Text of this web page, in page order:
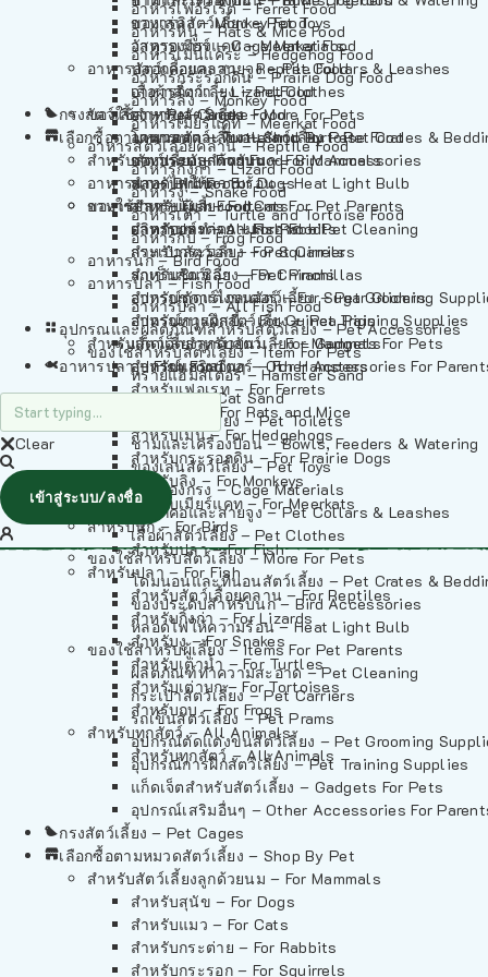
อาหารเฟอร์เร็ต – Ferret Food
อาหารหนู – Rats & Mice Food
อาหารเม่นแคระ – Hedgehog Food
อาหารกระรอกดิน – Prairie Dog Food
อาหารลิง – Monkey Food
อาหารเมียร์แคท – Meerkat Food
อาหารสัตว์เลี้อยคลาน – Reptile Food
อาหารกิ้งก่า – Lizard Food
อาหารงู – Snake Food
อาหารเต่า – Turtle and Tortoise Food
อาหารกบ – Frog Food
อาหารนก – Bird Food
อาหารปลา – Fish Food
อาหารปลา – All Fish Food
อุปกรณและผลิตภัณฑ์สำหรับสัตว์เลี้ยง – Pet Accessories
ของใช้สำหรับสัตว์เลี้ยง – Item For Pets
ทรายแฮมสเตอร์ – Hamster Sand
ทรายแมว – Cat Sand
ห้องน้ำสัตว์เลี้ยง – Pet Toilets
ชามและเครื่องป้อน – Bowls, Feeders & Watering
ของเล่นสัตว์เลี้ยง – Pet Toys
วัสดุรองกรง – Cage Materials
ปลอกคอและสายจูง – Pet Collars & Leashes
เสื้อผ้าสัตว์เลี้ยง – Pet Clothes
ของใช้สำหรับสัตว์เลี้ยง – More For Pets
โดมนอนและที่นอนสัตว์เลี้ยง – Pet Crates &
ของประดับสำหรับนก – Bird Accessories
หลอดไฟให้ความร้อน – Heat Light Bulb
ของใช้สำหรับผู้เลี้ยง – Items For Pet Parents
ผลิตภัณฑ์ทำความสะอาด – Pet Cleaning
กระเป๋าสัตว์เลี้ยง – Pet Carriers
รถเข็นสัตว์เลี้ยง – Pet Prams
อุปกรณ์ตัดแต่งขนสัตว์เลี้ยง – Pet Grooming
อุปกรณ์การฝึกสัตว์เลี้ยง – Pet Training Supplies
แก็ดเจ็ตสำหรับสัตว์เลี้ยง – Gadgets For Pets
อุปกรณ์เสริมอื่นๆ – Other Accessories For
กรงสัตว์เลี้ยง – Pet Cages
เลือกซื้อตามหมวดสัตว์เลี้ยง – Shop By Pet
สำหรับสัตว์เลี้ยงลูกด้วยนม – For Mammals
สำหรับสุนัข – For Dogs
สำหรับแมว – For Cats
สำหรับกระต่าย – For Rabbits
สำหรับกระรอก – For Squirrels
อาหารลิง – Monkey Food
อาหารเมียร์แคท – Meerkat Food
อาหารสัตว์เลี้อยคลาน – Reptile Food
อาหารกิ้งก่า – Lizard Food
อาหารงู – Snake Food
อาหารเต่า – Turtle and Tortoise Food
อาหารกบ – Frog Food
อาหารนก – Bird Food
อาหารปลา – Fish Food
อาหารปลา – All Fish Food
ของเล่นสัตว์เลี้ยง – Pet Toys
วัสดุรองกรง – Cage Materials
ปลอกคอและสายจูง – Pet Collars & Leashes
เสื้อผ้าสัตว์เลี้ยง – Pet Clothes
ของใช้สำหรับสัตว์เลี้ยง – More For Pets
โดมนอนและที่นอนสัตว์เลี้ยง – Pet Crates &
ของประดับสำหรับนก – Bird Accessories
หลอดไฟให้ความร้อน – Heat Light Bulb
ของใช้สำหรับผู้เลี้ยง – Items For Pet Parents
ผลิตภัณฑ์ทำความสะอาด – Pet Cleaning
กระเป๋าสัตว์เลี้ยง – Pet Carriers
รถเข็นสัตว์เลี้ยง – Pet Prams
อุปกรณ์ตัดแต่งขนสัตว์เลี้ยง – Pet Grooming
อุปกรณ์การฝึกสัตว์เลี้ยง – Pet Training Supplies
แก็ดเจ็ตสำหรับสัตว์เลี้ยง – Gadgets For Pets
อุปกรณ์เสริมอื่นๆ – Other Accessories For
กรงสัตว์เลี้ยง – Pet Cages
เลือกซื้อตามหมวดสัตว์เลี้ยง – Shop By Pet
สำหรับสัตว์เลี้ยงลูกด้วยนม – For Mammals
สำหรับสุนัข – For Dogs
สำหรับแมว – For Cats
สำหรับกระต่าย – For Rabbits
สำหรับกระรอก – For Squirrels
สำหรับชินชิล่า – For Chinchillas
สำหรับชูการ์ไกลเดอร์ – For Sugar Gliders
สำหรับหนูแกสบี้ – For Guinea Pigs
สำหรับสัตว์เลี้ยงลูกด้วยนม – For Mammals
สำหรับแฮมสเตอร์ – For Hamsters
สำหรับเฟอเรท – For Ferrets
สำหรับหนู – For Rats and Mice
สำหรับเม่น – For Hedgehogs
สำหรับกระรอกดิน – For Prairie Dogs
สำหรับลิง – For Monkeys
สำหรับเมียร์แคท – For Meerkats
สำหรับนก – For Birds
สำหรับปลา – For Fish
สำหรับปลา – For Fish
สำหรับสัตว์เลื้อยคลาน – For Reptiles
สำหรับกิ้งก่า – For Lizards
สำหรับงู – For Snakes
สำหรับเต่าน้ำ – For Turtles
สำหรับเต่าบก – For Tortoises
สำหรับกบ – For Frogs
สำหรับทุกสัตว์ – All Animals
สำหรับทุกสัตว์ – All Animals
อาหารปลา – Fish Food
Clear
เข้าสู่ระบบ/ลงชื่อ